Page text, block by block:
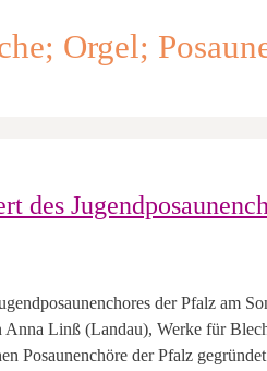
Orgel;
des
der Pfalz am
Linß (Landau), Werke für
Posaunenchöre der Pfalz